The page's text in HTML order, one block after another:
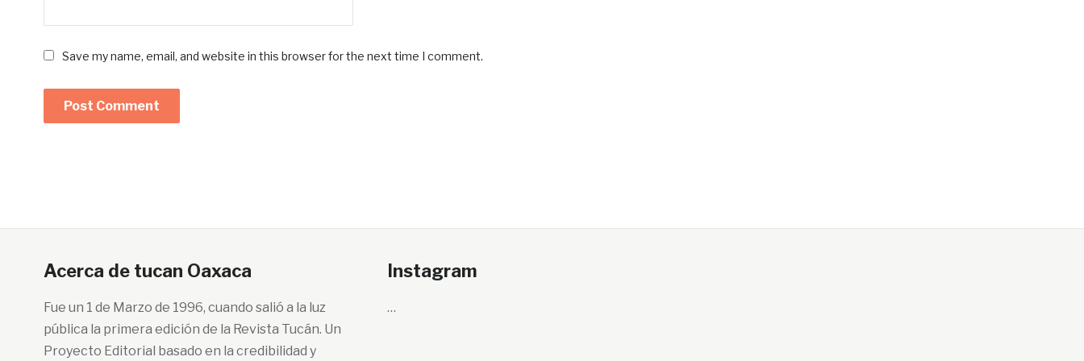
Save my name, email, and website in this browser for the next time I comment.
Acerca de tucan Oaxaca
Fue un 1 de Marzo de 1996, cuando salió a la luz
pública la primera edición de la Revista Tucán. Un
Proyecto Editorial basado en la credibilidad y
Instagram
…